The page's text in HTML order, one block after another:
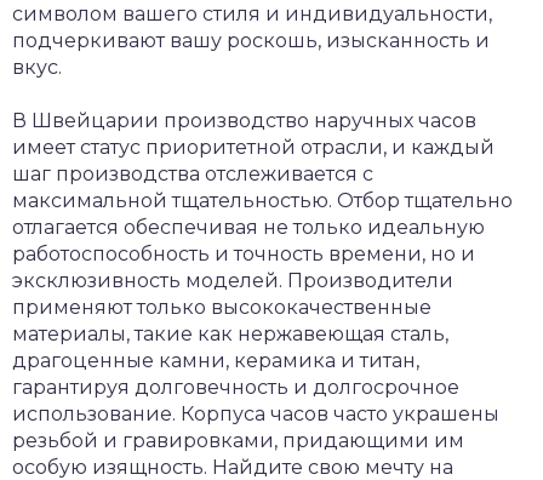
символом вашего стиля и индивидуальности,
подчеркивают вашу роскошь, изысканность и
вкус.
В Швейцарии производство наручных часов
имеет статус приоритетной отрасли, и каждый
шаг производства отслеживается с
максимальной тщательностью. Отбор тщательно
отлагается обеспечивая не только идеальную
работоспособность и точность времени, но и
эксклюзивность моделей. Производители
применяют только высококачественные
материалы, такие как нержавеющая сталь,
драгоценные камни, керамика и титан,
гарантируя долговечность и долгосрочное
использование. Корпуса часов часто украшены
резьбой и гравировками, придающими им
особую изящность. Найдите свою мечту на